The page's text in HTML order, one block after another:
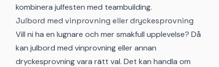
kombinera julfesten med teambuilding.
Julbord med vinprovning eller dryckesprovning
Vill ni ha en lugnare och mer smakfull upplevelse? Då
kan julbord med vinprovning eller annan
dryckesprovning vara rätt val. Det kan handla om